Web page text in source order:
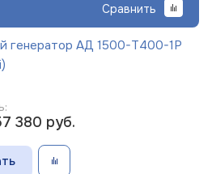
Сравнить
генератор АД 1500-Т400-1Р
380 руб.